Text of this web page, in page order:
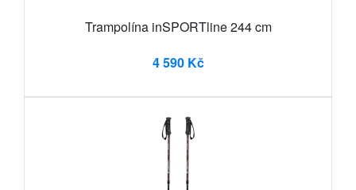
Trampolína inSPORTline 244 cm
4 590 Kč